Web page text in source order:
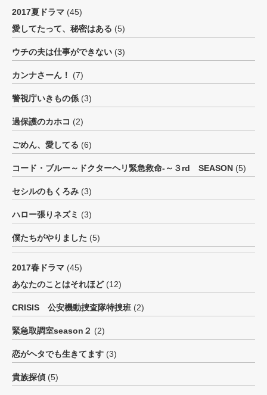
2017夏ドラマ (45)
愛してたって、秘密はある (5)
ウチの夫は仕事ができない (3)
カンナさーん！ (7)
警視庁いきもの係 (3)
過保護のカホコ (2)
ごめん、愛してる (6)
コード・ブルー～ドクターヘリ緊急救命-～３rd SEASON (5)
セシルのもくろみ (3)
ハロー張りネズミ (3)
僕たちがやりました (5)
2017春ドラマ (45)
あなたのことはそれほど(12)
CRISIS 公安機動捜査隊特捜班 (2)
緊急取調室season２ (2)
恋がヘタでも生きてます (3)
貴族探偵 (5)